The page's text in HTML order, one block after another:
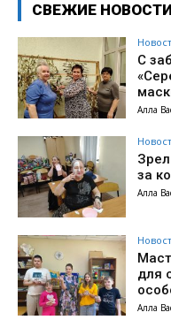
СВЕЖИЕ НОВОСТИ
С
Алла
за
Алла
для
Алла